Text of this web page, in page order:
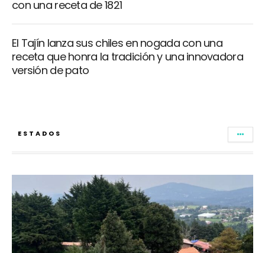
con una receta de 1821
El Tajín lanza sus chiles en nogada con una
receta que honra la tradición y una innovadora
versión de pato
ESTADOS